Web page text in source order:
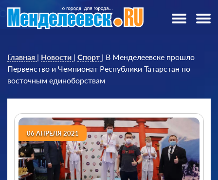
Главная | Новости | Спорт | В Менделеевске прошло
Первенство и Чемпионат Республики Татарстан по
восточным единоборствам
06 АПРЕЛЯ 2021